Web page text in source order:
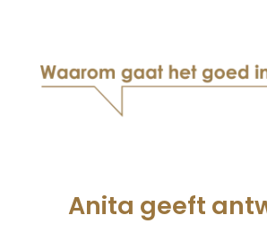
Anita geeft